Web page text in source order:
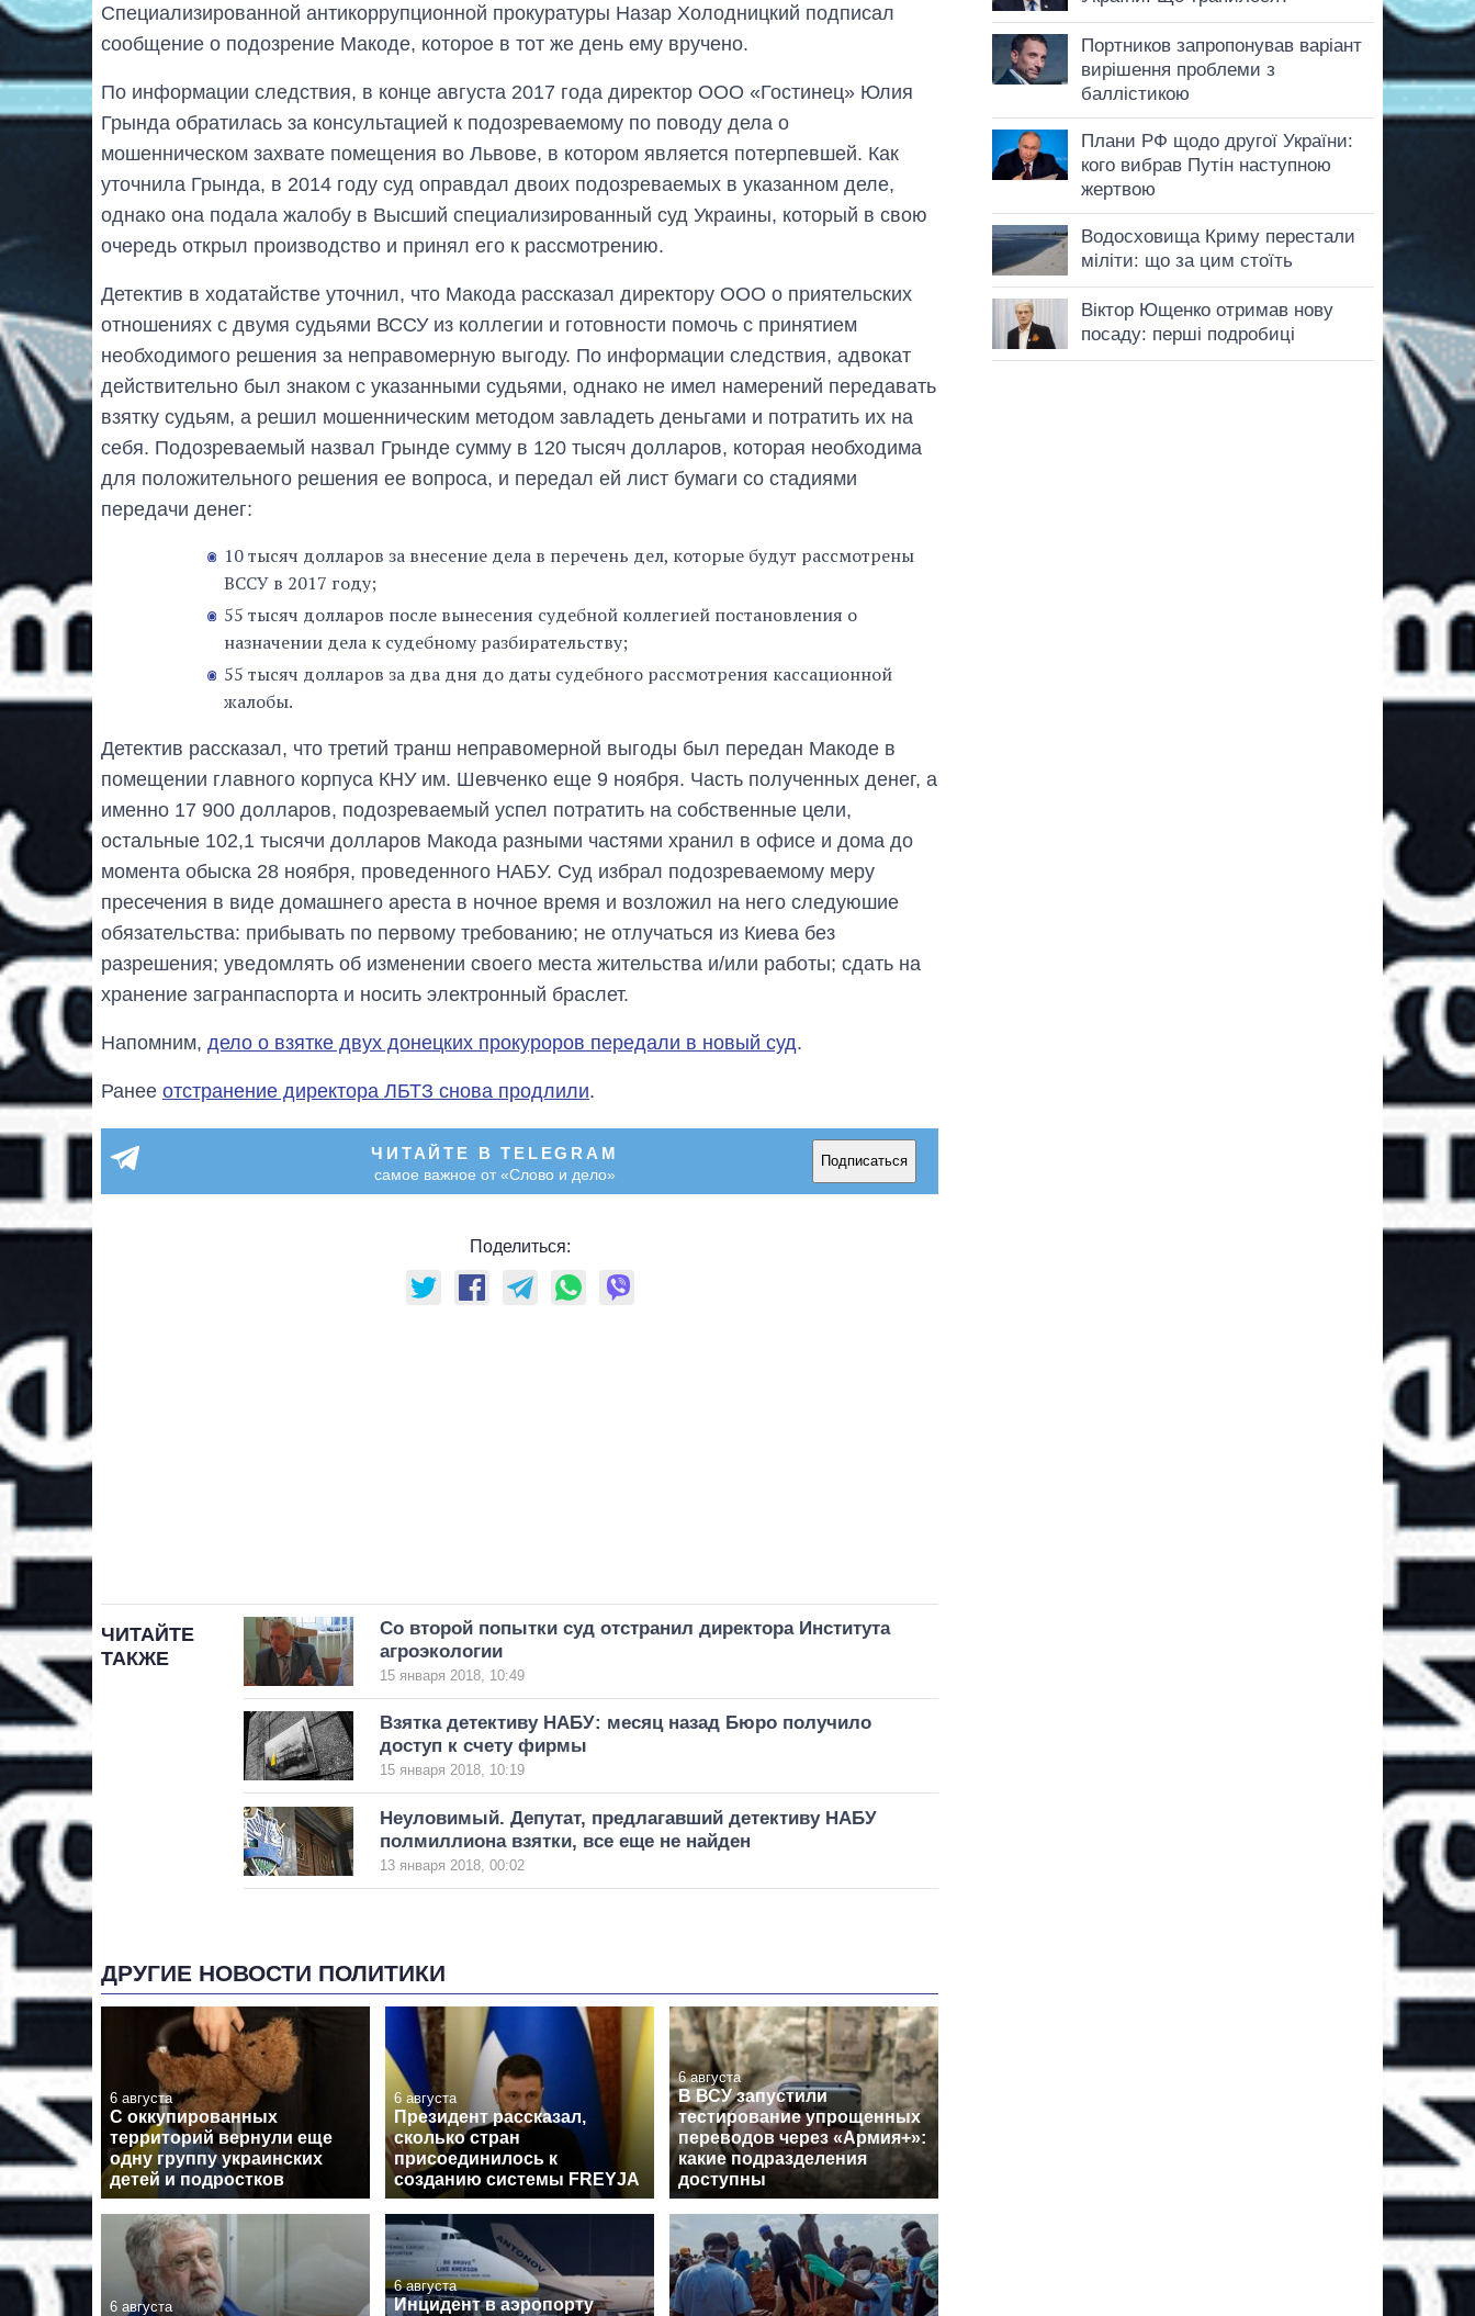
Специализированной антикоррупционной прокуратуры Назар Холодницкий подписал
сообщение о подозрение Макоде, которое в тот же день ему вручено.
По информации следствия, в конце августа 2017 года директор ООО «Гостинец» Юлия
Грында обратилась за консультацией к подозреваемому по поводу дела о
мошенническом захвате помещения во Львове, в котором является потерпевшей. Как
уточнила Грында, в 2014 году суд оправдал двоих подозреваемых в указанном деле,
однако она подала жалобу в Высший специализированный суд Украины, который в свою
очередь открыл производство и принял его к рассмотрению.
Детектив в ходатайстве уточнил, что Макода рассказал директору ООО о приятельских
отношениях с двумя судьями ВССУ из коллегии и готовности помочь с принятием
необходимого решения за неправомерную выгоду. По информации следствия, адвокат
действительно был знаком с указанными судьями, однако не имел намерений передавать
взятку судьям, а решил мошенническим методом завладеть деньгами и потратить их на
себя. Подозреваемый назвал Грынде сумму в 120 тысяч долларов, которая необходима
для положительного решения ее вопроса, и передал ей лист бумаги со стадиями
передачи денег:
10 тысяч долларов за внесение дела в перечень дел, которые будут рассмотрены
ВССУ в 2017 году;
55 тысяч долларов после вынесения судебной коллегией постановления о
назначении дела к судебному разбирательству;
55 тысяч долларов за два дня до даты судебного рассмотрения кассационной
жалобы.
Детектив рассказал, что третий транш неправомерной выгоды был передан Макоде в
помещении главного корпуса КНУ им. Шевченко еще 9 ноября. Часть полученных денег, а
именно 17 900 долларов, подозреваемый успел потратить на собственные цели,
остальные 102,1 тысячи долларов Макода разными частями хранил в офисе и дома до
момента обыска 28 ноября, проведенного НАБУ. Суд избрал подозреваемому меру
пресечения в виде домашнего ареста в ночное время и возложил на него следуюшие
обязательства: прибывать по первому требованию; не отлучаться из Киева без
разрешения; уведомлять об изменении своего места жительства и/или работы; сдать на
хранение загранпаспорта и носить электронный браслет.
Напомним, дело о взятке двух донецких прокуроров передали в новый суд.
Ранее отстранение директора ЛБТЗ снова продлили.
ЧИТАЙТЕ В TELEGRAM
самое важное от «Слово и дело»
Подписаться
Поделиться:
ЧИТАЙТЕ
ТАКЖЕ
Со второй попытки суд отстранил директора Института
агроэкологии
15 января 2018, 10:49
Взятка детективу НАБУ: месяц назад Бюро получило
доступ к счету фирмы
15 января 2018, 10:19
Неуловимый. Депутат, предлагавший детективу НАБУ
полмиллиона взятки, все еще не найден
13 января 2018, 00:02
ДРУГИЕ НОВОСТИ ПОЛИТИКИ
6 августа
С оккупированных
территорий вернули еще
одну группу украинских
детей и подростков
6 августа
Президент рассказал,
сколько стран
присоединилось к
созданию системы FREYJA
6 августа
В ВСУ запустили
тестирование упрощенных
переводов через «Армия+»:
какие подразделения
доступны
6 августа
6 августа
Инцидент в аэропорту